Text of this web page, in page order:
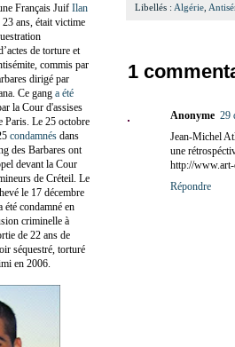
Libellés : Algérie,
1
Anonyme 29
Jean-Michel
une
http://www.art-
Répondre
Français Juif Ilan
23 ans, était victime
de torture et
commis par
dirigé par
Ce gang a été
la Cour d'assises
Paris. Le 25 octobre
condamnés dans
des Barbares ont
devant la Cour
de Créteil. Le
le 17 décembre
été condamné en
criminelle à
de 22 ans de
séquestré, torturé
en 2006.